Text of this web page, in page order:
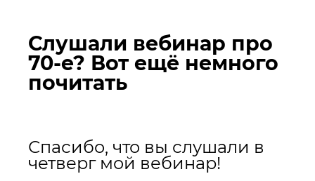
Слушали вебинар про
70-е? Вот ещё немного
почитать
Спасибо, что вы слушали в
четверг мой вебинар!